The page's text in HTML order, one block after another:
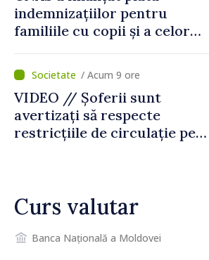
indemnizațiilor pentru
familiile cu copii și a celor
temporară de muncă
/ Acum 9 ore
VIDEO // Șoferii sunt
avertizați să respecte
restricțiile de circulație pe
Curs valutar
Banca Națională a Moldovei